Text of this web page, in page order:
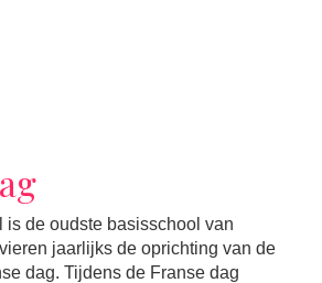
is de oudste basisschool van
jaarlijks de oprichting van de
dag. Tijdens de Franse dag